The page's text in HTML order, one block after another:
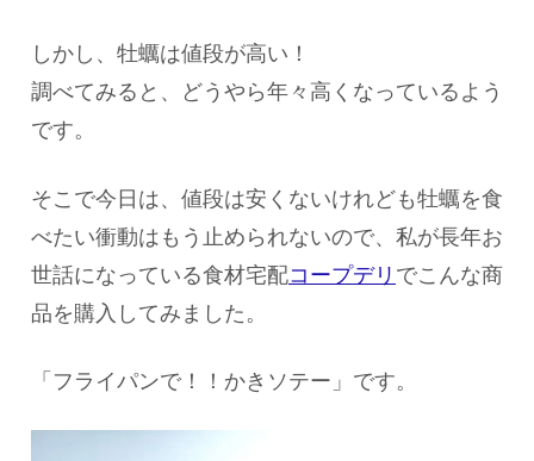
しかし、牡蠣は値段が高い！
調べてみると、どうやら年々高くなっているよう
です。
そこで今日は、値段は安くないけれども牡蠣を食
べたい衝動はもう止められないので、私が長年お
世話になっている食材宅配コープデリ でこんな商
品を購入してみました。
「フライパンで！！かきソテー」です。